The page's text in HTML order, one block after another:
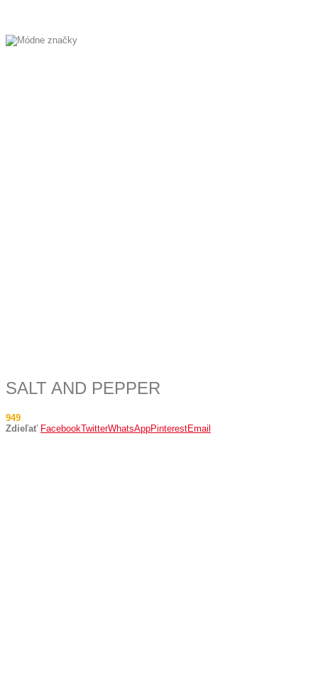
SALT AND PEPPER
949
Zdieľať FacebookTwitterWhatsAppPinterestEmail